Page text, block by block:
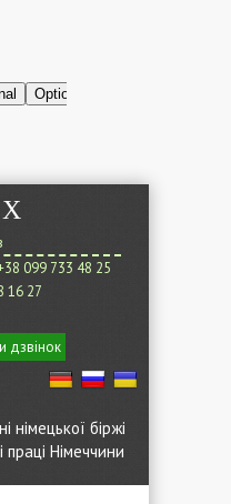
X
099 733 48 25
16 27
дзвінок
німецької біржі
праці Німеччини